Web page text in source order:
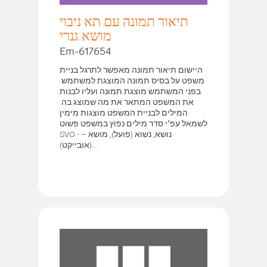
תיאור תמונה עם תא ניבוי
מושא גנרי
Em-617654
היישום תיאור תמונה מאפשר לתרגל בניית
משפט על בסיס תמונה המוצגת למשתמש.
בפני המשתמש מוצגת תמונה ועליו לבנות
את המשפט המתאר את מה שמוצג בה.
המילים לבניית המשפט מוצגות מימין
לשמאל עפ"י סדר מילים נפוץ במשפט פשוט
SVO - – נושא, נשוא (פועל), מושא